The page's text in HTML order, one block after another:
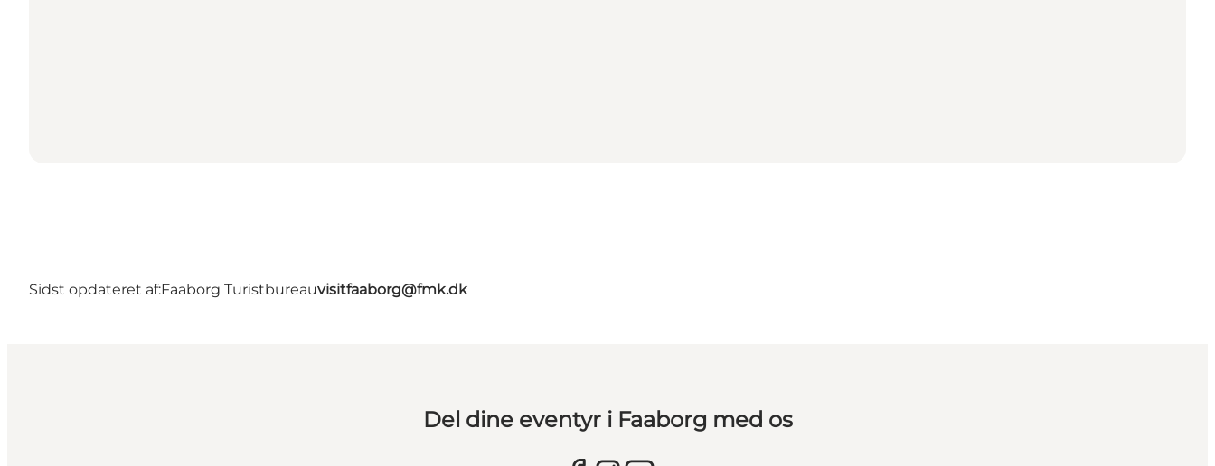
Sidst opdateret af:Faaborg Turistbureauvisitfaaborg@fmk.dk
Del dine eventyr i Faaborg med os